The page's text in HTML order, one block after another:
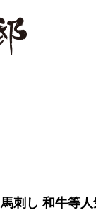
刺し 和牛等